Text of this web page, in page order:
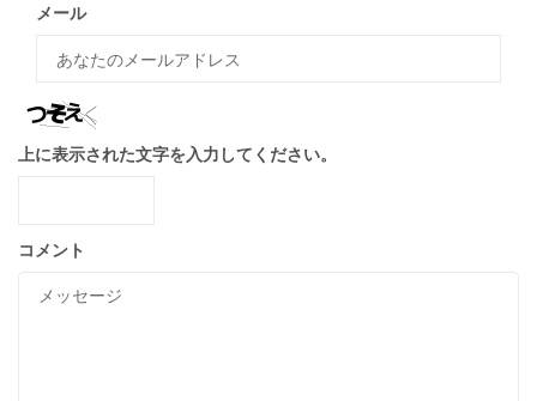
メール
上に表示された文字を入力してください。
コメント